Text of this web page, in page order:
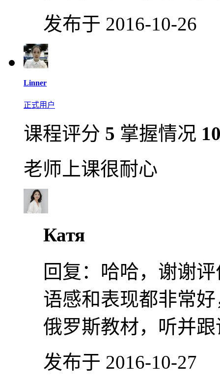
发布于 2016-10-26
Linner
正式用户
课程评分 5 掌握情况
老师上课很耐心
Катя
回复： 哈哈，谢谢
语感和表现都非常
俄罗斯教材，听并
发布于 2016-10-27